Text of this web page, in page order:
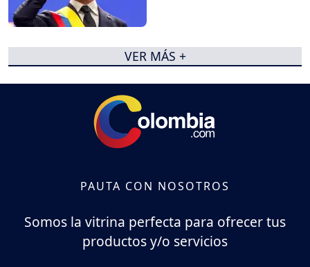
VER MÁS +
PAUTA CON NOSOTROS
Somos la vitrina perfecta para ofrecer tus
productos y/o servicios